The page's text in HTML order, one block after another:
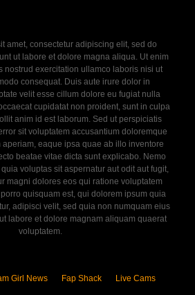
amet, consectetur adipiscing elit, sed do
ut labore et dolore magna aliqua. Ut enim
nostrud exercitation ullamco laboris nisi ut
consequat. Duis aute irure dolor in
velit esse cillum dolore eu fugiat nulla
cupidatat non proident, sunt in culpa
anim id est laborum. Sed ut perspiciatis
sit voluptatem accusantium doloremque
aperiam, eaque ipsa quae ab illo inventore
beatae vitae dicta sunt explicabo. Nemo
voluptas sit aspernatur aut odit aut fugit,
magni dolores eos qui ratione voluptatem
quisquam est, qui dolorem ipsum quia
adipisci velit, sed quia non numquam eius
labore et dolore magnam aliquam quaerat
voluptatem.
Girl News Fap Shack Live Cams